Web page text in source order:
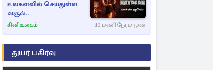
உலகளவில் செய்துள்ள
வசூல்..
சினிஉலகம் 10 மணி நேரம் முன்
துயர் பகிர்வு